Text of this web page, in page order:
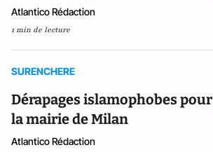
Atlantico Rédaction
1 min de lecture
SURENCHERE
Dérapages islamophobes pour
la mairie de Milan
Atlantico Rédaction